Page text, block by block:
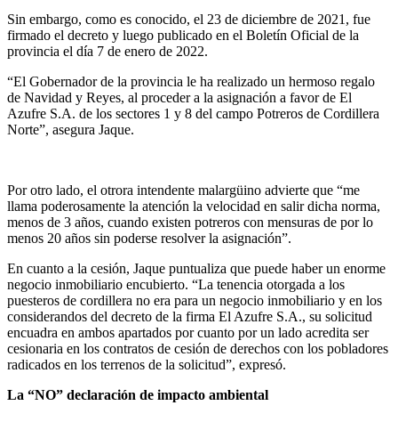
Sin embargo, como es conocido, el 23 de diciembre de 2021, fue
firmado el decreto y luego publicado en el Boletín Oficial de la
provincia el día 7 de enero de 2022.
“El Gobernador de la provincia le ha realizado un hermoso regalo
de Navidad y Reyes, al proceder a la asignación a favor de El
Azufre S.A. de los sectores 1 y 8 del campo Potreros de Cordillera
Norte”, asegura Jaque.
Por otro lado, el otrora intendente malargüino advierte que “me
llama poderosamente la atención la velocidad en salir dicha norma,
menos de 3 años, cuando existen potreros con mensuras de por lo
menos 20 años sin poderse resolver la asignación”.
En cuanto a la cesión, Jaque puntualiza que puede haber un enorme
negocio inmobiliario encubierto. “La tenencia otorgada a los
puesteros de cordillera no era para un negocio inmobiliario y en los
considerandos del decreto de la firma El Azufre S.A., su solicitud
encuadra en ambos apartados por cuanto por un lado acredita ser
cesionaria en los contratos de cesión de derechos con los pobladores
radicados en los terrenos de la solicitud”, expresó.
La “NO” declaración de impacto ambiental